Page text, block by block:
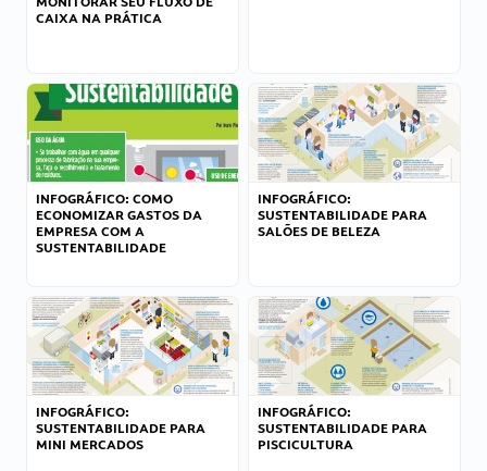
CAIXA NA PRÁTICA
INFOGRÁFICO: COMO
ECONOMIZAR GASTOS DA
EMPRESA COM A
SUSTENTABILIDADE
INFOGRÁFICO:
SUSTENTABILIDADE PARA
SALÕES DE BELEZA
INFOGRÁFICO:
SUSTENTABILIDADE PARA
MINI MERCADOS
INFOGRÁFICO:
SUSTENTABILIDADE PARA
PISCICULTURA